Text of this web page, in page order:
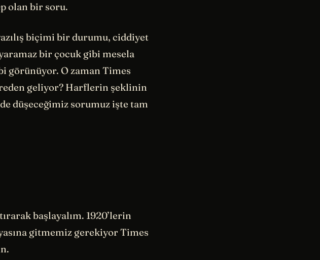
olan bir soru.
biçimi bir durumu, ciddiyet
bir çocuk gibi mesela
görünüyor. O zaman Times
geliyor? Harflerin şeklinin
düşeceğimiz sorumuz işte tam
başlayalım. 1920’lerin
gitmemiz gerekiyor Times